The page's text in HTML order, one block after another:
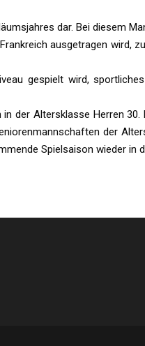
dar. Bei diesem
ausgetragen wird,
gespielt wird,
Altersklasse Herren
der
Spielsaison wieder